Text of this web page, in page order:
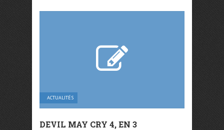
ACTUALITÉS
DEVIL MAY CRY 4, EN 3